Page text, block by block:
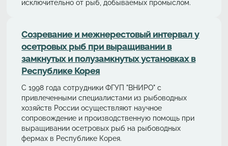
исключительно от рыб, добываемых промыслом.
Cозревание и межнерестовый интервал у
осетровых рыб при выращивании в
замкнутых и полузамкнутых установках в
Республике Корея
С 1998 года сотрудники ФГУП "ВНИРО" с
привлеченными специалистами из рыбоводных
хозяйств России осуществляют научное
сопровождение и производственную помощь при
выращивании осетровых рыб на рыбоводных
фермах в Республике Корея.